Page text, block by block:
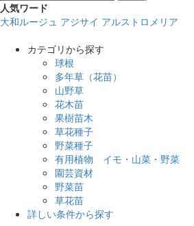
人気ワード
大和ルージュ アジサイ アルストロメリア
カテゴリから探す
球根
多年草（花苗）
山野草
花木苗
果樹苗木
草花種子
野菜種子
有用植物 イモ・山菜・野菜
園芸資材
野菜苗
草花苗
詳しい条件から探す